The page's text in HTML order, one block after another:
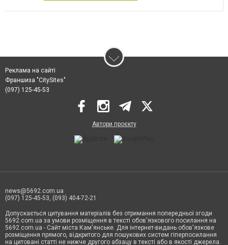
Реклама на сайті
Франшиза "CitySites"
(097) 125-45-53
Автори проєкту
news@5692.com.ua
(097) 125-45-53, (093) 404-72-21
Допускається цитування матеріалів без отримання попередньої згоди
5692.com.ua за умови розміщення в тексті обов'язкового посилання на
5692.com.ua - Сайт міста Кам'янське. Для інтернет-видань обов'язкове
розміщення прямого, відкритого для пошукових систем гіперпосилання
на цитовані статті не нижче другого абзацу в тексті або в якості джерела.